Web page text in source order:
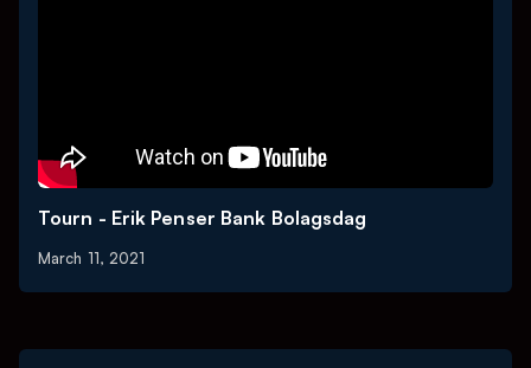
Tourn - Erik Penser Bank Bolagsdag
March 11, 2021